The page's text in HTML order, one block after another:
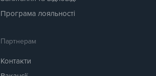
Програма лояльності
Партнерам
Контакти